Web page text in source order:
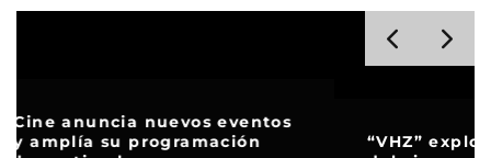
“VHZ” explora los peores hombres lobo